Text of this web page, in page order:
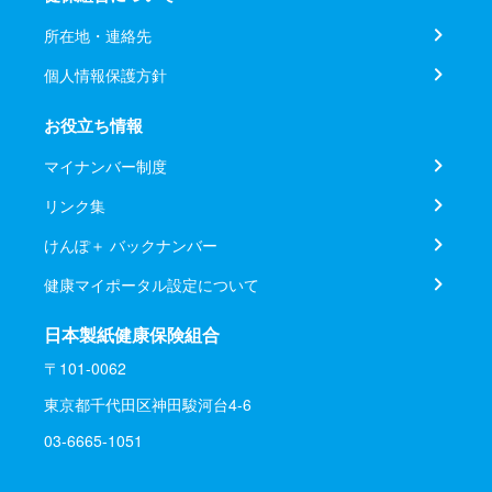
所在地・連絡先
個人情報保護方針
お役立ち情報
マイナンバー制度
リンク集
けんぽ＋ バックナンバー
健康マイポータル設定について
日本製紙健康保険組合
〒101-0062
東京都千代田区神田駿河台4-6
03-6665-1051